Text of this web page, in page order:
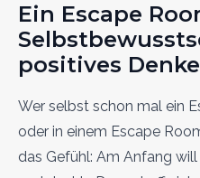
Ein Escape
positives
Wer selbst schon mal ein
oder in einem Escape
das Gefühl: Am Anfang